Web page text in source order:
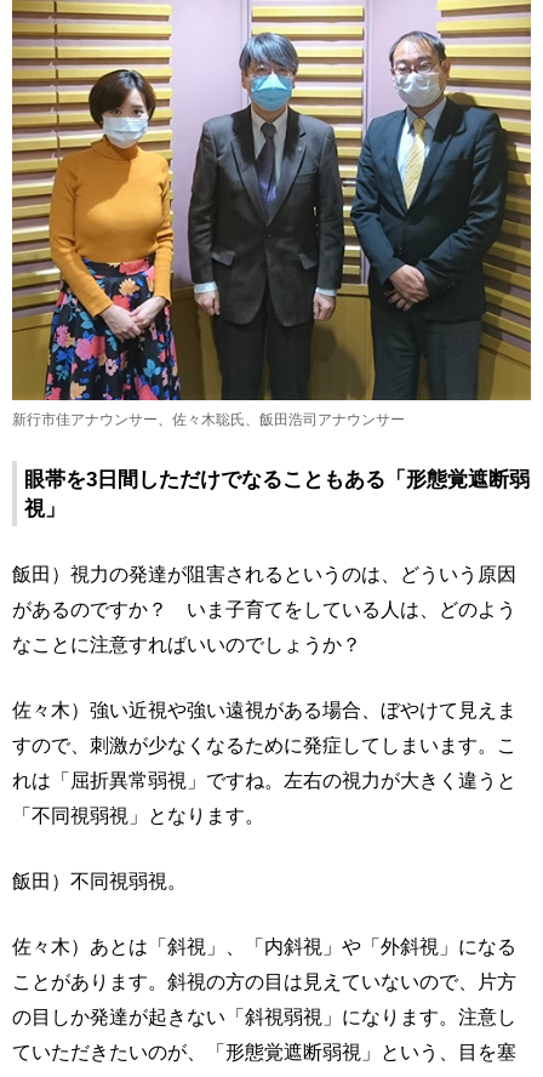
新行市佳アナウンサー、佐々木聡氏、飯田浩司アナウンサー
眼帯を3日間しただけでなることもある「形態覚遮断弱
視」
飯田）視力の発達が阻害されるというのは、どういう原因
があるのですか？ いま子育てをしている人は、どのよう
なことに注意すればいいのでしょうか？
佐々木）強い近視や強い遠視がある場合、ぼやけて見えま
すので、刺激が少なくなるために発症してしまいます。こ
れは「屈折異常弱視」ですね。左右の視力が大きく違うと
「不同視弱視」となります。
飯田）不同視弱視。
佐々木）あとは「斜視」、「内斜視」や「外斜視」になる
ことがあります。斜視の方の目は見えていないので、片方
の目しか発達が起きない「斜視弱視」になります。注意し
ていただきたいのが、「形態覚遮断弱視」という、目を塞